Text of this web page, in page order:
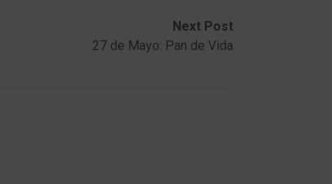
Next Post
27 de Mayo: Pan de Vida